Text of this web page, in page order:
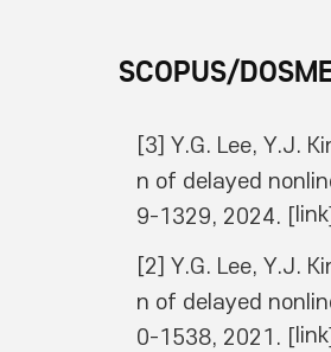
SCOPUS/
[3] Y.G. Lee, Y.J.
n of delayed
9-1329, 2024. [
link
[2] Y.G. Lee, Y.J.
n of delayed
0-1538, 2021. [
link